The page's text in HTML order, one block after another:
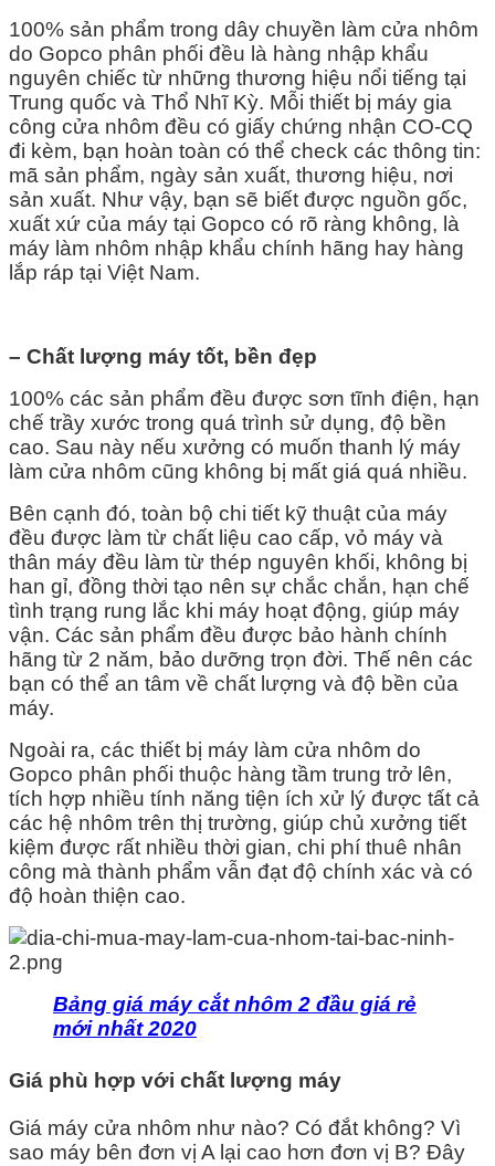
100% sản phẩm trong dây chuyền làm cửa nhôm
do Gopco phân phối đều là hàng nhập khẩu
nguyên chiếc từ những thương hiệu nổi tiếng tại
Trung quốc và Thổ Nhĩ Kỳ. Mỗi thiết bị máy gia
công cửa nhôm đều có giấy chứng nhận CO-CQ
đi kèm, bạn hoàn toàn có thể check các thông tin:
mã sản phẩm, ngày sản xuất, thương hiệu, nơi
sản xuất. Như vậy, bạn sẽ biết được nguồn gốc,
xuất xứ của máy tại Gopco có rõ ràng không, là
máy làm nhôm nhập khẩu chính hãng hay hàng
lắp ráp tại Việt Nam.
– Chất lượng máy tốt, bền đẹp
100% các sản phẩm đều được sơn tĩnh điện, hạn
chế trầy xước trong quá trình sử dụng, độ bền
cao. Sau này nếu xưởng có muốn thanh lý máy
làm cửa nhôm cũng không bị mất giá quá nhiều.
Bên cạnh đó, toàn bộ chi tiết kỹ thuật của máy
đều được làm từ chất liệu cao cấp, vỏ máy và
thân máy đều làm từ thép nguyên khối, không bị
han gỉ, đồng thời tạo nên sự chắc chắn, hạn chế
tình trạng rung lắc khi máy hoạt động, giúp máy
vận. Các sản phẩm đều được bảo hành chính
hãng từ 2 năm, bảo dưỡng trọn đời. Thế nên các
bạn có thể an tâm về chất lượng và độ bền của
máy.
Ngoài ra, các thiết bị máy làm cửa nhôm do
Gopco phân phối thuộc hàng tầm trung trở lên,
tích hợp nhiều tính năng tiện ích xử lý được tất cả
các hệ nhôm trên thị trường, giúp chủ xưởng tiết
kiệm được rất nhiều thời gian, chi phí thuê nhân
công mà thành phẩm vẫn đạt độ chính xác và có
độ hoàn thiện cao.
Bảng giá máy cắt nhôm 2 đầu giá rẻ
mới nhất 2020
Giá phù hợp với chất lượng máy
Giá máy cửa nhôm như nào? Có đắt không? Vì
sao máy bên đơn vị A lại cao hơn đơn vị B? Đây